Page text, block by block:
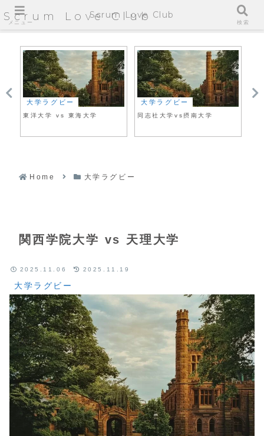
Scrum Love Club
大学ラグビー
東洋大学 vs 東海大学
大学ラグビー
同志社大学vs摂南大学
Home 大学ラグビー
関西学院大学 vs 天理大学
大学ラグビー
2025.11.06 2025.11.19
メニュー
Scrum Love Club
検索